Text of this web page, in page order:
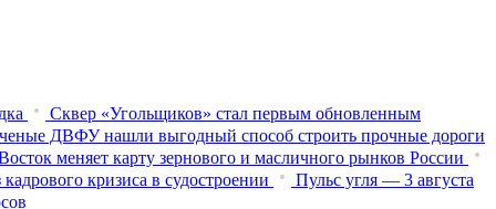
Сквер «Угольщиков» стал первым обновленным
ДВФУ нашли выгодный способ строить прочные дороги
меняет карту зернового и масличного рынков России
кризиса в судостроении
Пульс угля — 3 августа